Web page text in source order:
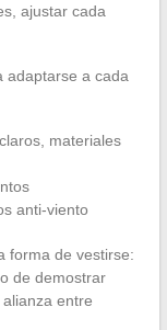
ajustar cada
adaptarse a cada
materiales
anti-viento
forma de vestirse:
de demostrar
entre